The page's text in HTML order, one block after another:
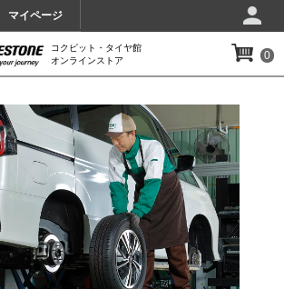
マイページ
コクピット・タイヤ館
オンラインストア
0